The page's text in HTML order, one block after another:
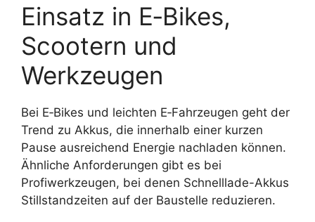
Einsatz in E‑Bikes,
Scootern und
Werkzeugen
Bei E‑Bikes und leichten E‑Fahrzeugen geht der
Trend zu Akkus, die innerhalb einer kurzen
Pause ausreichend Energie nachladen können.
Ähnliche Anforderungen gibt es bei
Profiwerkzeugen, bei denen Schnelllade-Akkus
Stillstandzeiten auf der Baustelle reduzieren.